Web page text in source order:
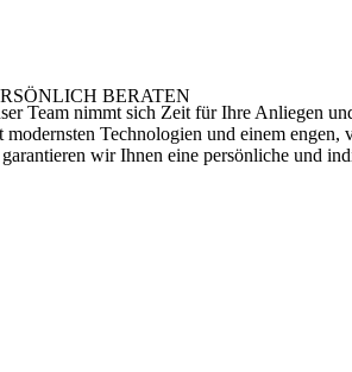
BERATEN
Team nimmt sich Zeit für Ihre Anliegen
modernsten Technologien und einem engen,
wir Ihnen eine persönliche und